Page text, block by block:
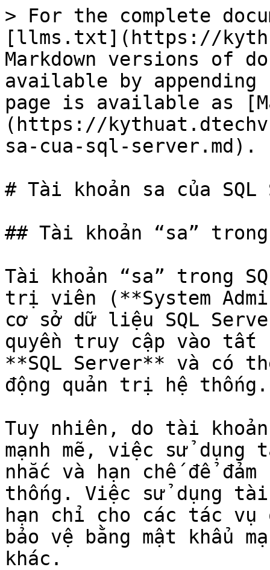
> For the complete
[llms.txt](https://
Markdown versions of
available by
page is available as
(https://
sa-cua-sql-server.md).
# Tài khoản sa của SQL
## Tài khoản “sa”
Tài khoản “sa” trong
trị viên (**System
cơ sở dữ liệu SQL
quyền truy cập vào tất
**SQL Server** và có
động quản trị hệ thống.
Tuy nhiên, do tài
mạnh mẽ, việc sử dụng
nhắc và hạn chế để
thống. Việc sử dụng
hạn chỉ cho các tác
bảo vệ bằng mật khẩu
khác.